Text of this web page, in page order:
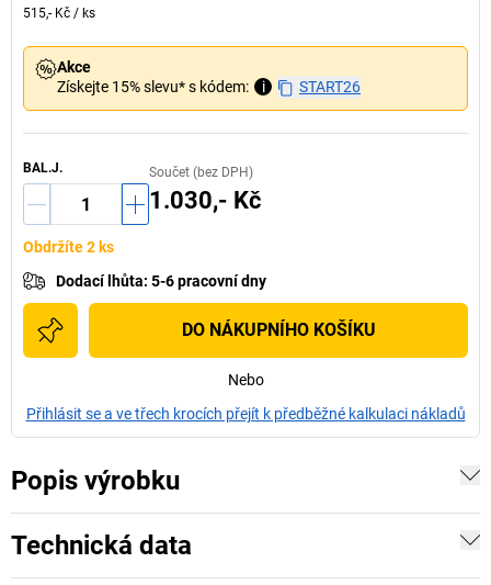
515,- Kč / ks
Akce
Získejte 15% slevu* s kódem:
i START26
BAL.J. Součet (bez DPH)
1.030,- Kč
Obdržíte 2 ks
Dodací lhůta: 5-6 pracovní dny
DO NÁKUPNÍHO KOŠÍKU
Nebo
Přihlásit se a ve třech krocích přejít k předběžné kalkulaci nákladů
Popis výrobku
Technická data